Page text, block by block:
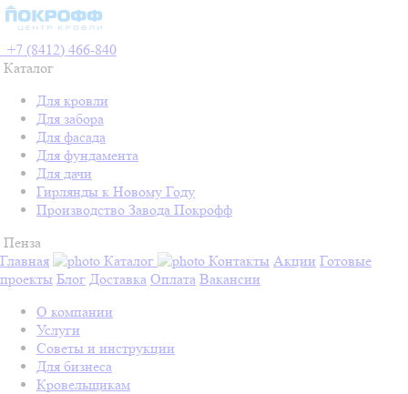
+7 (8412) 466-840
Каталог
Для кровли
Для забора
Для фасада
Для фундамента
Для дачи
Гирлянды к Новому Году
Производство Завода Покрофф
Пенза
Главная
Каталог Контакты Акции Готовые
проекты Блог Доставка Оплата Вакансии
О компании
Услуги
Советы и инструкции
Для бизнеса
Кровельщикам